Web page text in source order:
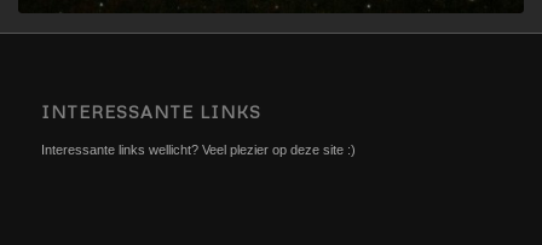
INTERESSANTE LINKS
Interessante links wellicht? Veel plezier op deze site :)